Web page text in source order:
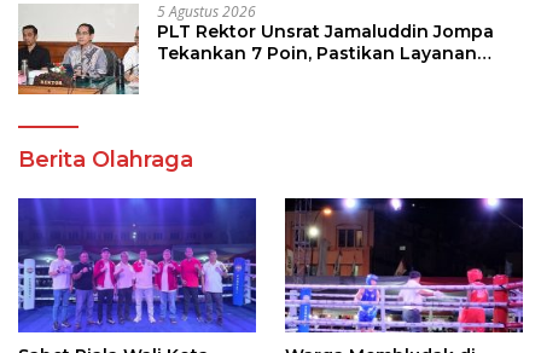
5 Agustus 2026
PLT Rektor Unsrat Jamaluddin Jompa
Tekankan 7 Poin, Pastikan Layanan
Berita Olahraga